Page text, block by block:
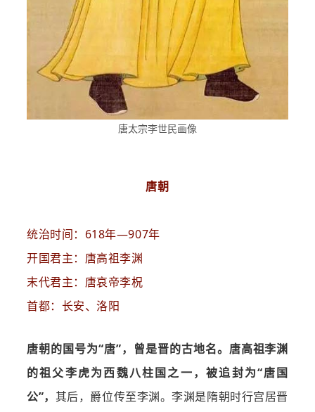
唐太宗李世民画像
唐朝
统治时间：618年—907年
开国君主：唐高祖李渊
末代君主：唐哀帝李柷
首都：长安、洛阳
唐朝的国号为“唐”，曾是晋的古地名。唐高祖李渊
的祖父李虎为西魏八柱国之一，被追封为“唐国
公”， 其后，爵位传至李渊。李渊是隋朝时行宫居晋